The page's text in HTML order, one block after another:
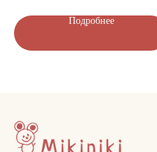
Подробнее
© Mikiniki 2024
Политика конфиденциальности
Публичная оферта